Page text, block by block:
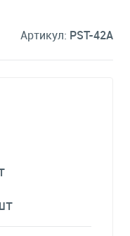
Артикул: PST-42A